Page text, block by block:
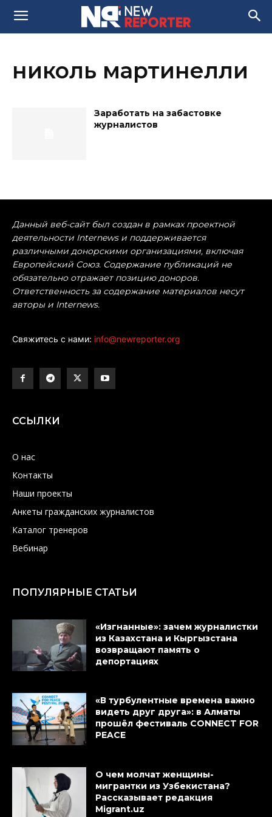
николь мартинелли
Заработать на забастовке
журналистов
Данный веб-сайт был создан в рамках проектной
деятельности Internews и поддерживается
различными донорскими организациями, включая
Европейский Союз. Содержание публикаций не
обязательно отражает позицию доноров.
Ответственность за содержание материалов несут
авторы и Internews.
Свяжитесь с нами: info@newreporter.org
ССЫЛКИ
О нас
Контакты
Наши проекты
Анкеты гражданских журналистов
Каталог тренеров
Вебинар
ПОПУЛЯРНЫЕ СТАТЬИ
«Изгнанные»: зачем журналистки
из Казахстана и Кыргызстана
возвращают память о
депортациях
«В турбулентные времена важно
видеть друг друга»: в Алматы
прошёл фестиваль CONNECT FOR
PEACE
О чем молчат женщины-
мигрантки из Узбекистана?
Рассказывает редакция
Migrant.uz